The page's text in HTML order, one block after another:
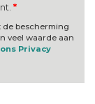
*
bescherming
veel waarde aan
Privacy